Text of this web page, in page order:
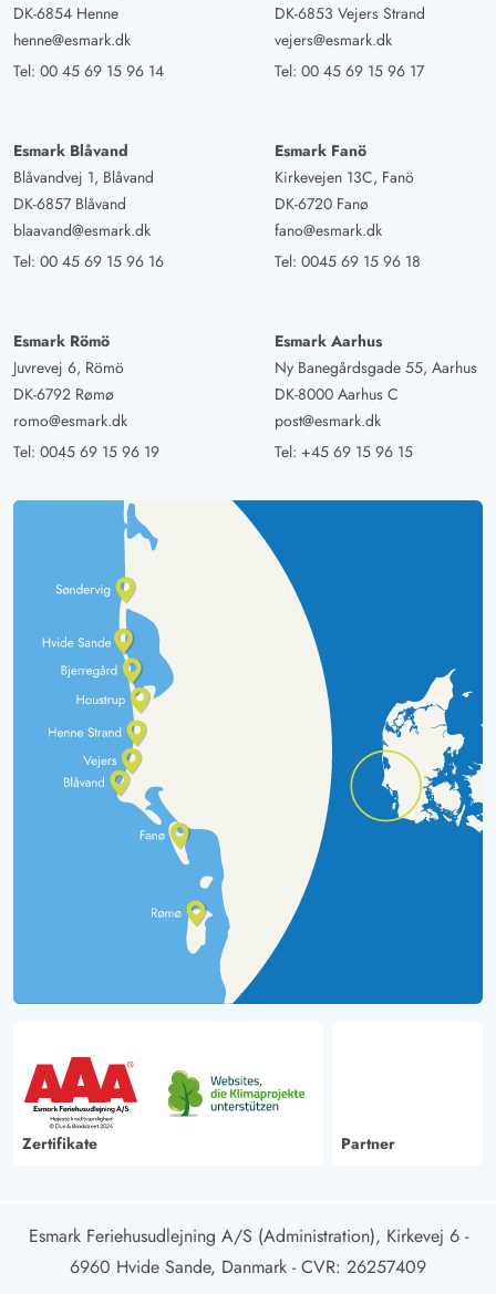
DK-6854 Henne
henne@esmark.dk
Tel: 00 45 69 15 96 14
DK-6853 Vejers Strand
vejers@esmark.dk
Tel: 00 45 69 15 96 17
Esmark Blåvand
Blåvandvej 1, Blåvand
DK-6857 Blåvand
blaavand@esmark.dk
Tel: 00 45 69 15 96 16
Esmark Fanö
Kirkevejen 13C, Fanö
DK-6720 Fanø
fano@esmark.dk
Tel: 0045 69 15 96 18
Esmark Römö
Juvrevej 6, Römö
DK-6792 Rømø
romo@esmark.dk
Tel: 0045 69 15 96 19
Esmark Aarhus
Ny Banegårdsgade 55, Aarhus
DK-8000 Aarhus C
post@esmark.dk
Tel: +45 69 15 96 15
Zertifikate Partner
Esmark Feriehusudlejning A/S (Administration), Kirkevej 6 -
6960 Hvide Sande, Danmark - CVR: 26257409